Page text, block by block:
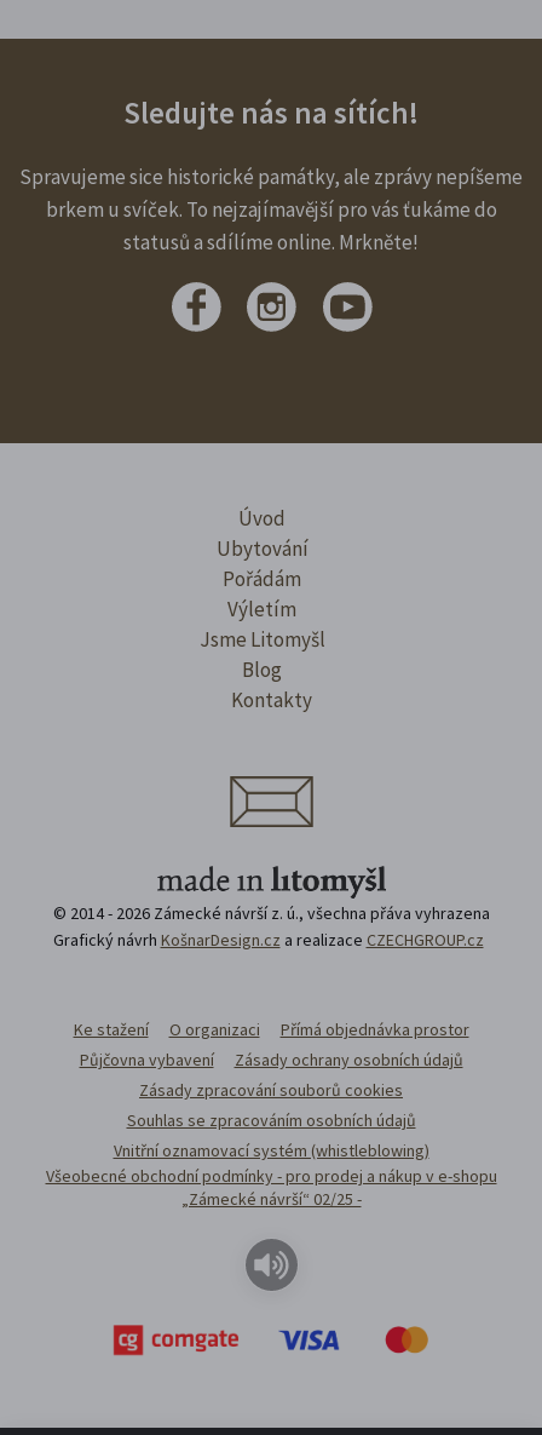
Sledujte nás na sítích!
Spravujeme sice historické památky, ale zprávy nepíšeme
brkem u svíček. To nejzajímavější pro vás ťukáme do
statusů a sdílíme online. Mrkněte!
Úvod
Ubytování
Pořádám
Výletím
Jsme Litomyšl
Blog
Kontakty
© 2014 - 2026 Zámecké návrší z. ú., všechna přáva vyhrazena
Grafický návrh KošnarDesign.cz a realizace CZECHGROUP.cz
Ke stažení O organizaci
Přímá objednávka prostor
Půjčovna vybavení
Zásady ochrany osobních údajů
Zásady zpracování souborů cookies
Souhlas se zpracováním osobních údajů
Vnitřní oznamovací systém (whistleblowing)
Všeobecné obchodní podmínky - pro prodej a nákup v e-shopu
„Zámecké návrší“ 02/25 -